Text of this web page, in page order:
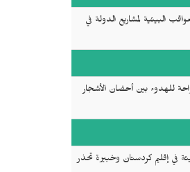
البيئية لمشاريع الدولة في
للهدوء بين أحضان الأشجار
في إقليم كردستان وخبيرة تحذر